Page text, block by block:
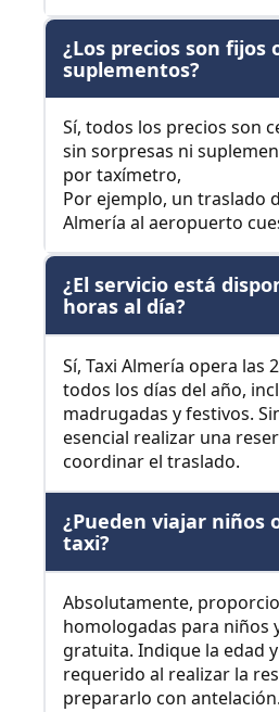
¿Los precios son fijos
suplementos?
Sí, todos los precios son
sin sorpresas ni
por taxímetro,
Por ejemplo, un traslado
Almería al aeropuerto
¿El servicio está
horas al día?
Sí, Taxi Almería opera las
todos los días del año,
madrugadas y festivos.
esencial realizar una
coordinar el traslado.
¿Pueden viajar niños
taxi?
Absolutamente,
homologadas para niños
gratuita. Indique la edad
requerido al realizar la
prepararlo con antelación.